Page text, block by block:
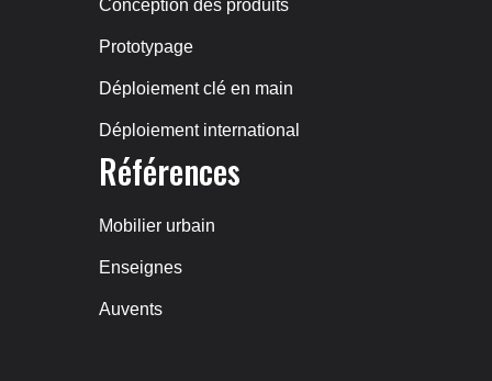
Conception des produits
Prototypage
Déploiement clé en main
Déploiement international
Références
Mobilier urbain
Enseignes
Auvents